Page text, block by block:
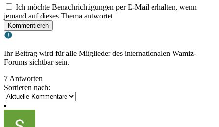
Ich möchte Benachrichtigungen per E-Mail erhalten, wenn
jemand auf dieses Thema antwortet
Kommentieren
Ihr Beitrag wird für alle Mitglieder des internationalen Wamiz-
Forums sichtbar sein.
7 Antworten
Sortieren nach: